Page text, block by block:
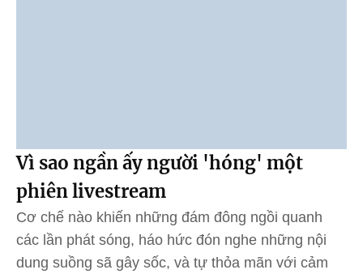
Vì sao ngần ấy người 'hóng' một
phiên livestream
Cơ chế nào khiến những đám đông ngồi quanh
các lần phát sóng, háo hức đón nghe những nội
dung suồng sã gây sốc, và tự thỏa mãn với cảm